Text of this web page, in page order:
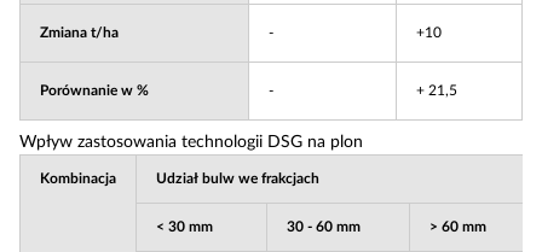
Zmiana t/ha - +10
Porównanie w % - + 21,5
Wpływ zastosowania technologii DSG na plon
Kombinacja Udział bulw we frakcjach
< 30 mm 30 - 60 mm > 60 mm